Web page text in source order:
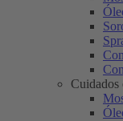
Cuidados